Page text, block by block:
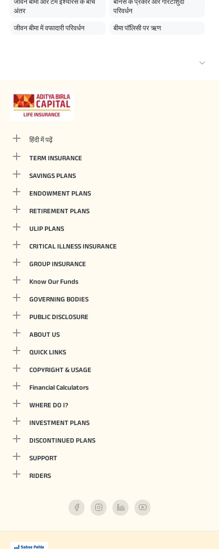
जीवन बीमा और टर्म इंश्योरेंस के बीच
अंतर
बोनस के प्रकार और गारंटीशुदा
परिवर्धन
जीवन बीमा में वफादारी परिवर्धन बीमा पॉलिसी पर ऋण
हिंदी में पढ़ें
TERM INSURANCE
SAVINGS PLANS
ENDOWMENT PLANS
RETIREMENT PLANS
ULIP PLANS
CRITICAL ILLNESS INSURANCE
GROUP INSURANCE
Know Our Funds
GOVERNING BODIES
PUBLIC DISCLOSURE
ABOUT US
QUICK LINKS
COPYRIGHT & USAGE
Financial Calculators
WHERE DO I?
INVESTMENT PLANS
DISCONTINUED PLANS
SUPPORT
RIDERS